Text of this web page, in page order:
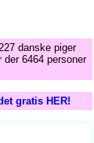
danske piger
6464 personer
gratis HER!